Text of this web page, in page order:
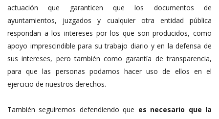
actuación que garanticen que los documentos de
ayuntamientos, juzgados y cualquier otra entidad pública
respondan a los intereses por los que son producidos, como
apoyo imprescindible para su trabajo diario y en la defensa de
sus intereses, pero también como garantía de transparencia,
para que las personas podamos hacer uso de ellos en el
ejercicio de nuestros derechos.
También seguiremos defendiendo que es necesario que la